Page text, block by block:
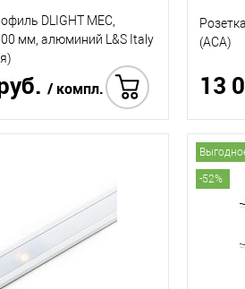
DLIGHT MEC,
мм, алюминий L&S Italy
/ компл.
(АСА)
13
-52%